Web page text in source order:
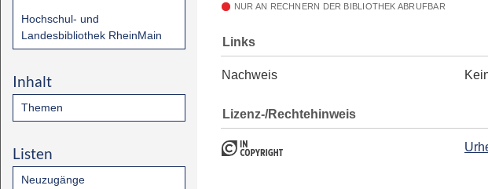
Hochschul- und
Landesbibliothek RheinMain
Inhalt
Themen
Listen
Neuzugänge
NUR AN RECHNERN DER BIBLIOTHEK ABRUFBAR
Links
Nachweis
Lizenz-/Rechtehinweis